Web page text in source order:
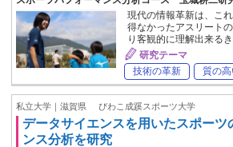
現代の情報革新は、こ
得なかったアスリート
り客観的に理解出来る
研究テーマ
技術の革新
質の
私立大学｜滋賀県 びわこ成蹊スポーツ大学
データサイエンスを用いたスポーツ
ンス分析を研究